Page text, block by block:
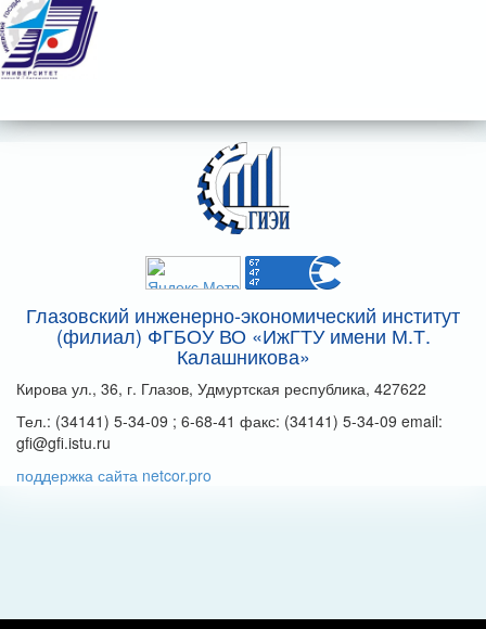
Глазовский инженерно-экономический институт
(филиал) ФГБОУ ВО «ИжГТУ имени М.Т.
Калашникова»
Кирова ул., 36, г. Глазов, Удмуртская республика, 427622
Тел.: (34141) 5-34-09 ; 6-68-41 факс: (34141) 5-34-09 email:
gfi@gfi.istu.ru
поддержка сайта netcor.pro